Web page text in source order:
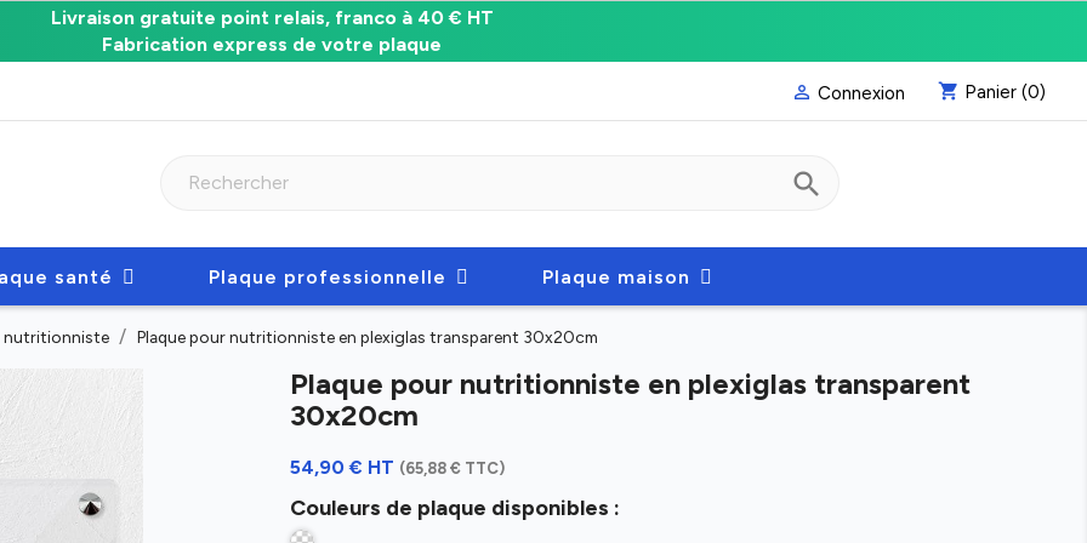
Livraison gratuite point relais, franco à 40 € HT
Fabrication express de votre plaque
 Connexion shopping_cart Panier (0)
search
santé Plaque professionnelle Plaque maison
nutritionniste Plaque pour nutritionniste en plexiglas transparent 30x20cm
Plaque pour nutritionniste en plexiglas transparent
30x20cm
54,90 € HT (65,88 € TTC)
Couleurs de plaque disponibles :